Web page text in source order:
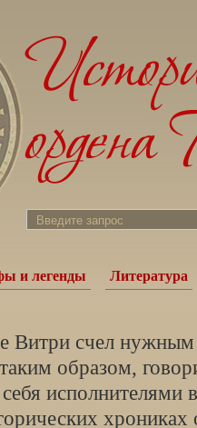
и легенды Литература
Витри счел нужным
образом,
исполнителями
хрониках